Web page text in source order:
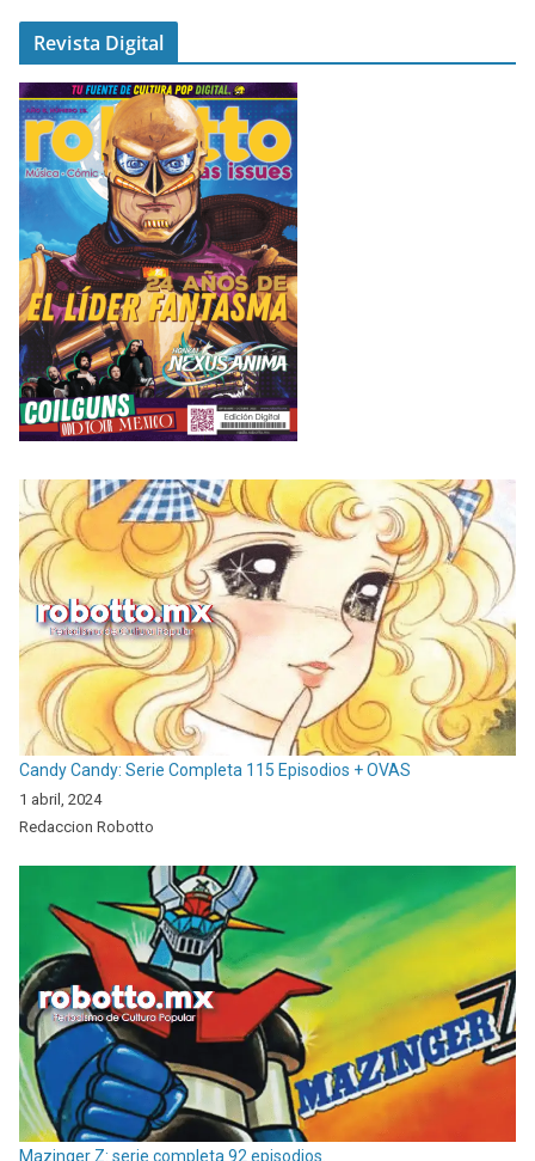
Revista Digital
Candy Candy: Serie Completa 115 Episodios + OVAS
1 abril, 2024
Redaccion Robotto
Mazinger Z: serie completa 92 episodios.